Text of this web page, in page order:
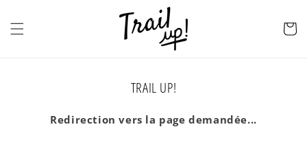
au
Panier
TRAIL UP!
Redirection vers la page demandée...